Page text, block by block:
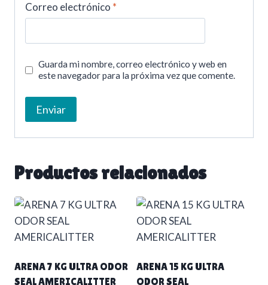
Correo electrónico *
Guarda mi nombre, correo electrónico y web en
este navegador para la próxima vez que comente.
Productos relacionados
ARENA 7 KG ULTRA ODOR
SEAL AMERICALITTER
ARENA 15 KG ULTRA
ODOR SEAL